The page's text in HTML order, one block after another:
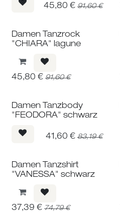
45,80 € 91,60€
Damen Tanzrock
"CHIARA" lagune
45,80 € 91,60€
Damen Tanzbody
"FEODORA" schwarz
41,60 € 83,19€
Damen Tanzshirt
"VANESSA" schwarz
37,39 € 74,79€